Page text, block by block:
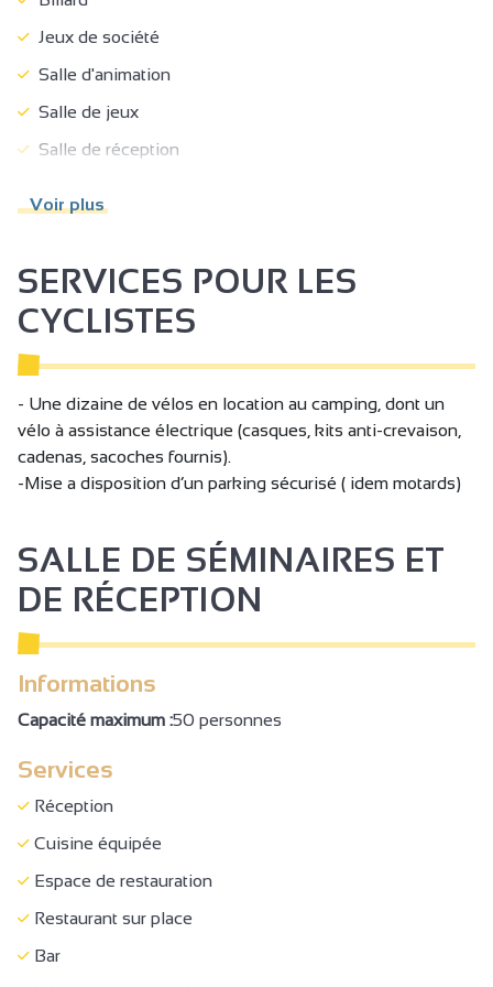
Jeux de société
Salle d'animation
Salle de jeux
Salle de réception
de fort
Piscine plein air
Table de ping pong
Zone ludique
Salon de télévision
Restaurant
Terrain clos
Terrasse
A proximité propriétaire
Ménage avec supplément
Réservation
Plats à emporter/Plats cuisinés
Location de draps
Location de linge
Coin cuisine
Voir plus
SERVICES POUR LES
CYCLISTES
- Une dizaine de vélos en location au camping, dont un
vélo à assistance électrique (casques, kits anti-crevaison,
cadenas, sacoches fournis).
-Mise a disposition d’un parking sécurisé ( idem motards)
SALLE DE SÉMINAIRES ET
DE RÉCEPTION
Informations
Capacité maximum :50 personnes
Services
Réception
Cuisine équipée
Espace de restauration
Restaurant sur place
Bar